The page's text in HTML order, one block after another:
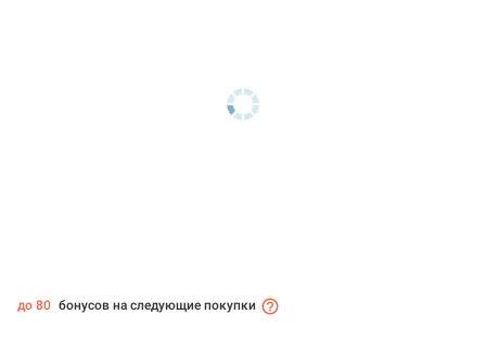
до 80 бонусов на следующие покупки